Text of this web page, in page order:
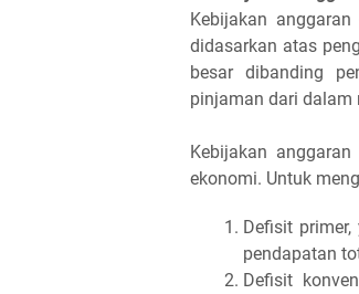
Kebijakan
didasarkan atas
besar dibanding
pinjaman dari dalam
Kebijakan
ekonomi. Untuk
Defisit
pendapatan
Defisit